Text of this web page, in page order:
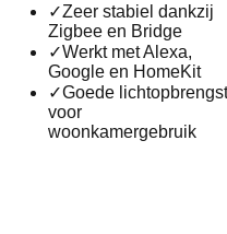
✓Zeer stabiel dankzij
Zigbee en Bridge
✓Werkt met Alexa,
Google en HomeKit
✓Goede lichtopbrengst
voor
woonkamergebruik